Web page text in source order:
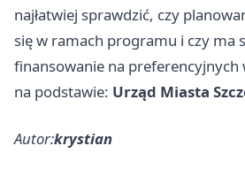
najłatwiej sprawdzić, czy
się w ramach programu i czy ma
finansowanie na preferencyjnych
na podstawie: Urząd Miasta
Autor:krystian